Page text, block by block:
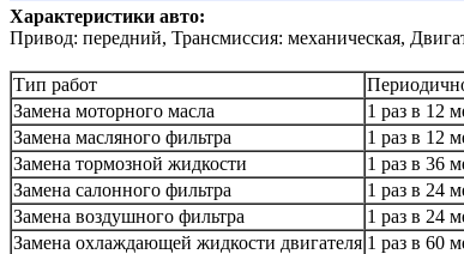
Характеристики авто:
Привод: передний, Трансмиссия: механическая,
Тип работ
Замена моторного масла
1 раз в 12
Замена масляного фильтра
1 раз в 12
Замена тормозной жидкости
1 раз в 36
Замена салонного фильтра
1 раз в 24
Замена воздушного фильтра
1 раз в 24
Замена охлаждающей жидкости двигателя 1 раз в 60